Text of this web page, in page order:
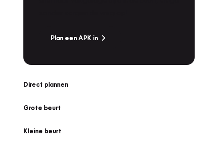
Plan een APK in
Direct plannen
Grote beurt
Kleine beurt